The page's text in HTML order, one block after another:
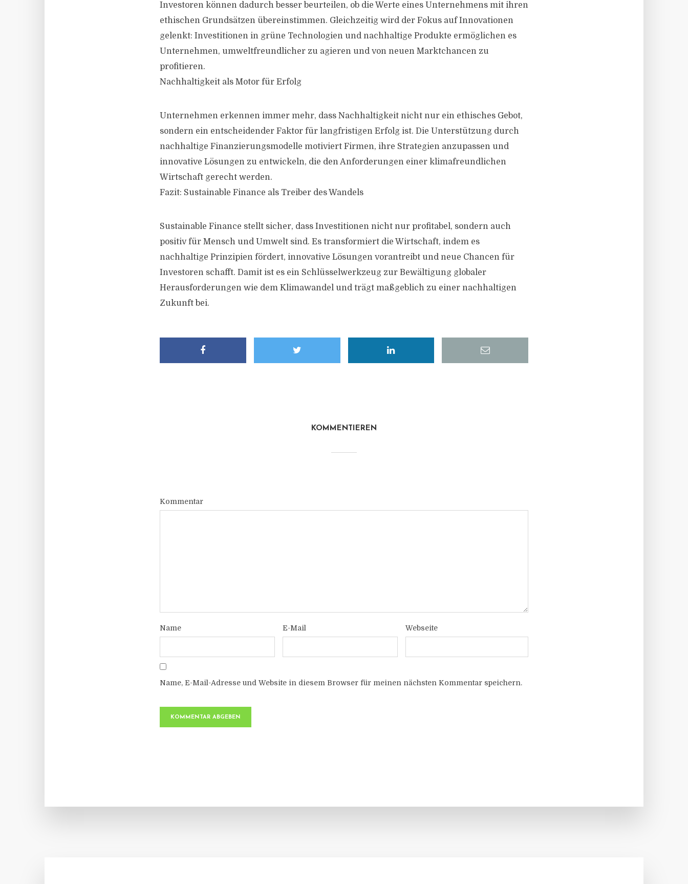
Investoren können dadurch besser beurteilen, ob die Werte eines Unternehmens mit ihren
ethischen Grundsätzen übereinstimmen. Gleichzeitig wird der Fokus auf Innovationen
gelenkt: Investitionen in grüne Technologien und nachhaltige Produkte ermöglichen es
Unternehmen, umweltfreundlicher zu agieren und von neuen Marktchancen zu
profitieren.
Nachhaltigkeit als Motor für Erfolg
Unternehmen erkennen immer mehr, dass Nachhaltigkeit nicht nur ein ethisches Gebot,
sondern ein entscheidender Faktor für langfristigen Erfolg ist. Die Unterstützung durch
nachhaltige Finanzierungsmodelle motiviert Firmen, ihre Strategien anzupassen und
innovative Lösungen zu entwickeln, die den Anforderungen einer klimafreundlichen
Wirtschaft gerecht werden.
Fazit: Sustainable Finance als Treiber des Wandels
Sustainable Finance stellt sicher, dass Investitionen nicht nur profitabel, sondern auch
positiv für Mensch und Umwelt sind. Es transformiert die Wirtschaft, indem es
nachhaltige Prinzipien fördert, innovative Lösungen vorantreibt und neue Chancen für
Investoren schafft. Damit ist es ein Schlüsselwerkzeug zur Bewältigung globaler
Herausforderungen wie dem Klimawandel und trägt maßgeblich zu einer nachhaltigen
Zukunft bei.
KOMMENTIEREN
Kommentar
Name E-Mail Webseite
Name, E-Mail-Adresse und Website in diesem Browser für meinen nächsten Kommentar speichern.